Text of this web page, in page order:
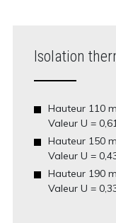
Isolation
Hauteur 110
Valeur U =
Hauteur 150
Valeur U =
Hauteur 190
Valeur U =